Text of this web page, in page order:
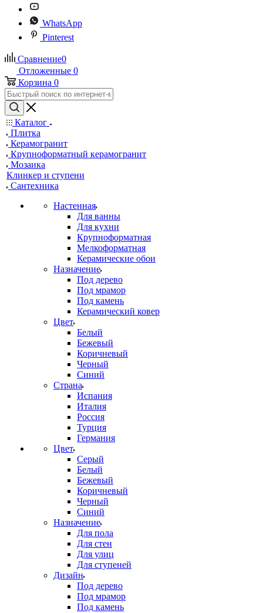
WhatsApp
Pinterest
Сравнение0
Отложенные 0
Корзина 0
Каталог
Плитка
Керамогранит
Крупноформатный керамогранит
Мозаика
Клинкер и ступени
Сантехника
Настенная
Для ванны
Для кухни
Крупноформатная
Мелкоформатная
Керамические обои
Назначение
Под дерево
Под мрамор
Под камень
Керамический ковер
Цвет
Белый
Бежевый
Коричневый
Черный
Синий
Страна
Испания
Италия
Россия
Турция
Германия
Цвет
Серый
Белый
Бежевый
Коричневый
Черный
Синий
Назначение
Для пола
Для стен
Для улиц
Для ступеней
Дизайн
Под дерево
Под мрамор
Под камень